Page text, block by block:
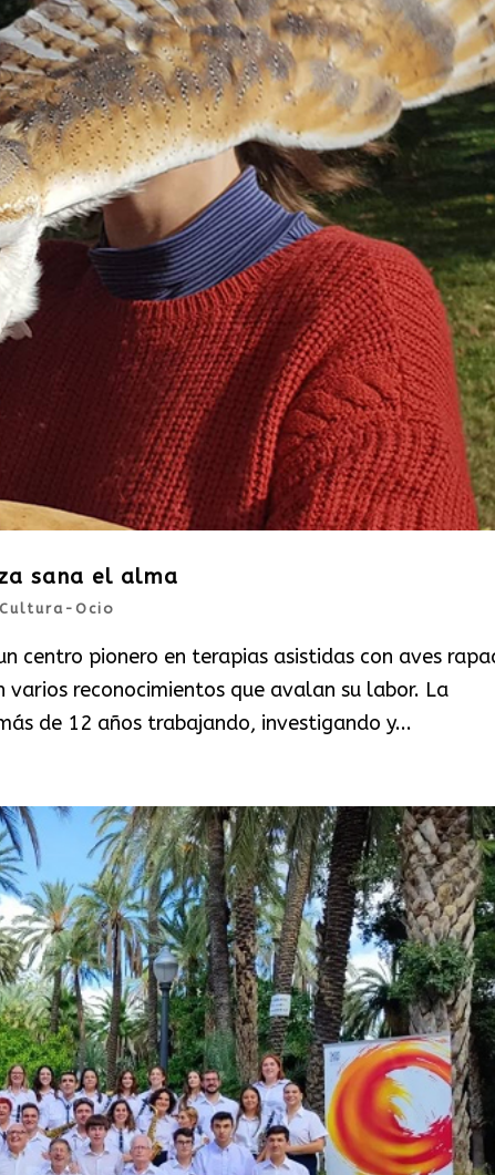
sana el alma
Cultura-Ocio
centro pionero en terapias asistidas con aves
reconocimientos que avalan su labor. La
de 12 años trabajando, investigando y...